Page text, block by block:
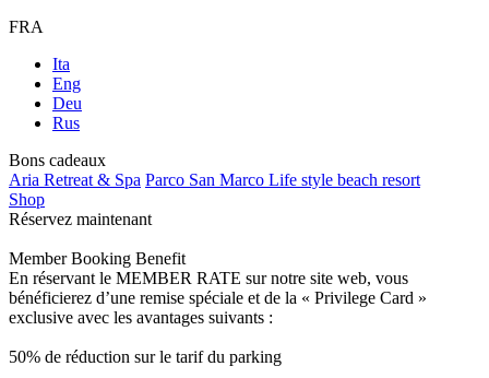
FRA
Ita
Eng
Deu
Rus
Bons cadeaux
Aria Retreat & Spa Parco San Marco Life style beach resort
Shop
Réservez maintenant
Member Booking Benefit
En réservant le MEMBER RATE sur notre site web, vous
bénéficierez d’une remise spéciale et de la « Privilege Card »
exclusive avec les avantages suivants :
50% de réduction sur le tarif du parking